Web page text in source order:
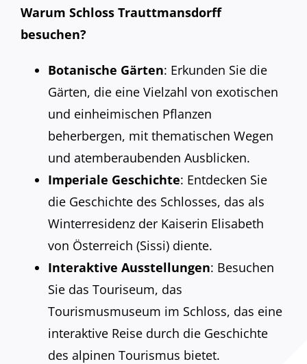
Warum Schloss Trauttmansdorff
besuchen?
Botanische Gärten: Erkunden Sie die
Gärten, die eine Vielzahl von exotischen
und einheimischen Pflanzen
beherbergen, mit thematischen Wegen
und atemberaubenden Ausblicken.
Imperiale Geschichte: Entdecken Sie
die Geschichte des Schlosses, das als
Winterresidenz der Kaiserin Elisabeth
von Österreich (Sissi) diente.
Interaktive Ausstellungen: Besuchen
Sie das Touriseum, das
Tourismusmuseum im Schloss, das eine
interaktive Reise durch die Geschichte
des alpinen Tourismus bietet.